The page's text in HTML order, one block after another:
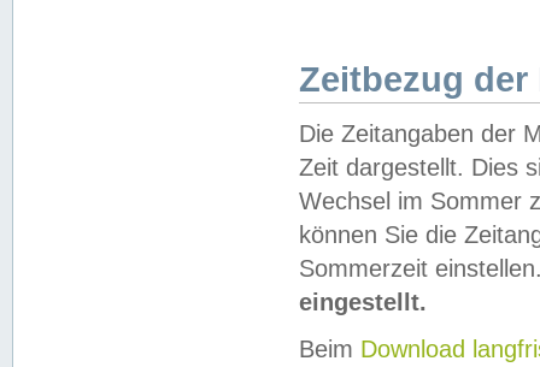
Zeitbezug der
Die Zeitangaben der
Zeit dargestellt. Dies
Wechsel im Sommer
können Sie die
Sommerzeit
eingestellt.
Beim Download